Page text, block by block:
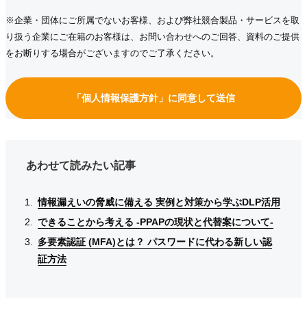
※企業・団体にご所属でないお客様、および弊社競合製品・サービスを取
り扱う企業にご在籍のお客様は、お問い合わせへのご回答、資料のご提供
をお断りする場合がございますのでご了承ください。
「個人情報保護方針」に同意して送信
あわせて読みたい記事
情報漏えいの脅威に備える 実例と対策から学ぶDLP活用
情報漏えいの脅威に備える 実例と対策から学ぶDLP活用
情報漏えいの脅威に備える 実例と対策から学ぶDLP活用
できることから考える -PPAPの現状と代替案について-
できることから考える -PPAPの現状と代替案について-
できることから考える -PPAPの現状と代替案について-
多要素認証 (MFA)とは？ パスワードに代わる新しい認
証方法
多要素認証 (MFA)とは？ パスワードに代わる新しい認
証方法
多要素認証 (MFA)とは？ パスワードに代わる新しい認
証方法